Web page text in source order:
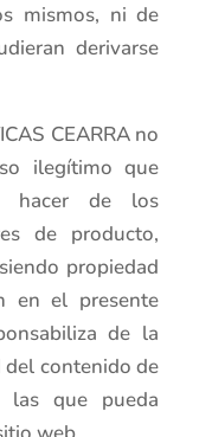
mismos, ni de
derivarse
CEARRA no
ilegítimo que
hacer de los
de producto,
propiedad
en el presente
de la
contenido de
que pueda